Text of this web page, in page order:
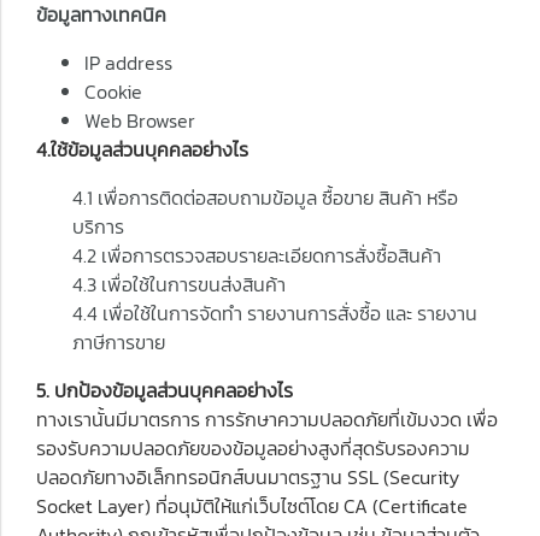
ข้อมูลทางเทคนิค
IP address
Cookie
Web Browser
4.ใช้ข้อมูลส่วนบุคคลอย่างไร
4.1 เพื่อการติดต่อสอบถามข้อมูล ซื้อขาย สินค้า หรือ
บริการ
4.2 เพื่อการตรวจสอบรายละเอียดการสั่งซื้อสินค้า
4.3 เพื่อใช้ในการขนส่งสินค้า
4.4 เพื่อใช้ในการจัดทำ รายงานการสั่งซื้อ และ รายงาน
ภาษีการขาย
5. ปกป้องข้อมูลส่วนบุคคลอย่างไร
ทางเรานั้นมีมาตรการ การรักษาความปลอดภัยที่เข้มงวด เพื่อ
รองรับความปลอดภัยของข้อมูลอย่างสูงที่สุดรับรองความ
ปลอดภัยทางอิเล็กทรอนิกส์บนมาตรฐาน SSL (Security
Socket Layer) ที่อนุมัติให้แก่เว็บไซต์โดย CA (Certificate